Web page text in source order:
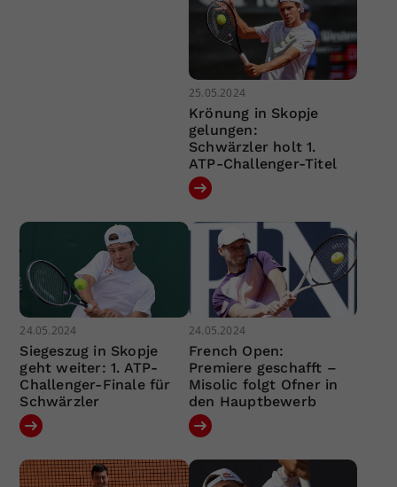
25.05.2024
Krönung in Skopje
gelungen:
Schwärzler holt 1.
ATP-Challenger-Titel
24.05.2024
Siegeszug in Skopje
geht weiter: 1. ATP-
Challenger-Finale für
Schwärzler
24.05.2024
French Open:
Premiere geschafft –
Misolic folgt Ofner in
den Hauptbewerb